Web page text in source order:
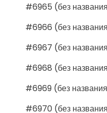
#6965 (без
#6966 (без
#6967 (без
#6968 (без
#6969 (без
#6970 (без